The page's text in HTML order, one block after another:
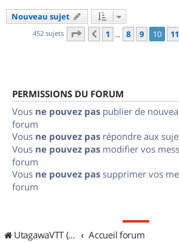
Nouveau sujet
452 sujets Page 10 sur16
Précédent
1 … 8 9 10 11
PERMISSIONS DU FORUM
Vous ne pouvez pas publier de
forum
Vous ne pouvez pas répondre aux
Vous ne pouvez pas modifier vos
forum
Vous ne pouvez pas supprimer vos
forum
UtagawaVTT (Randos VTT et VTTAE avec traces GPS) Accueil forum